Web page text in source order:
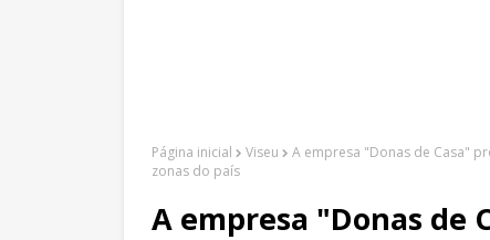
Página inicial Viseu
A empresa "Donas de Casa"
zonas do país
A empresa "Donas de